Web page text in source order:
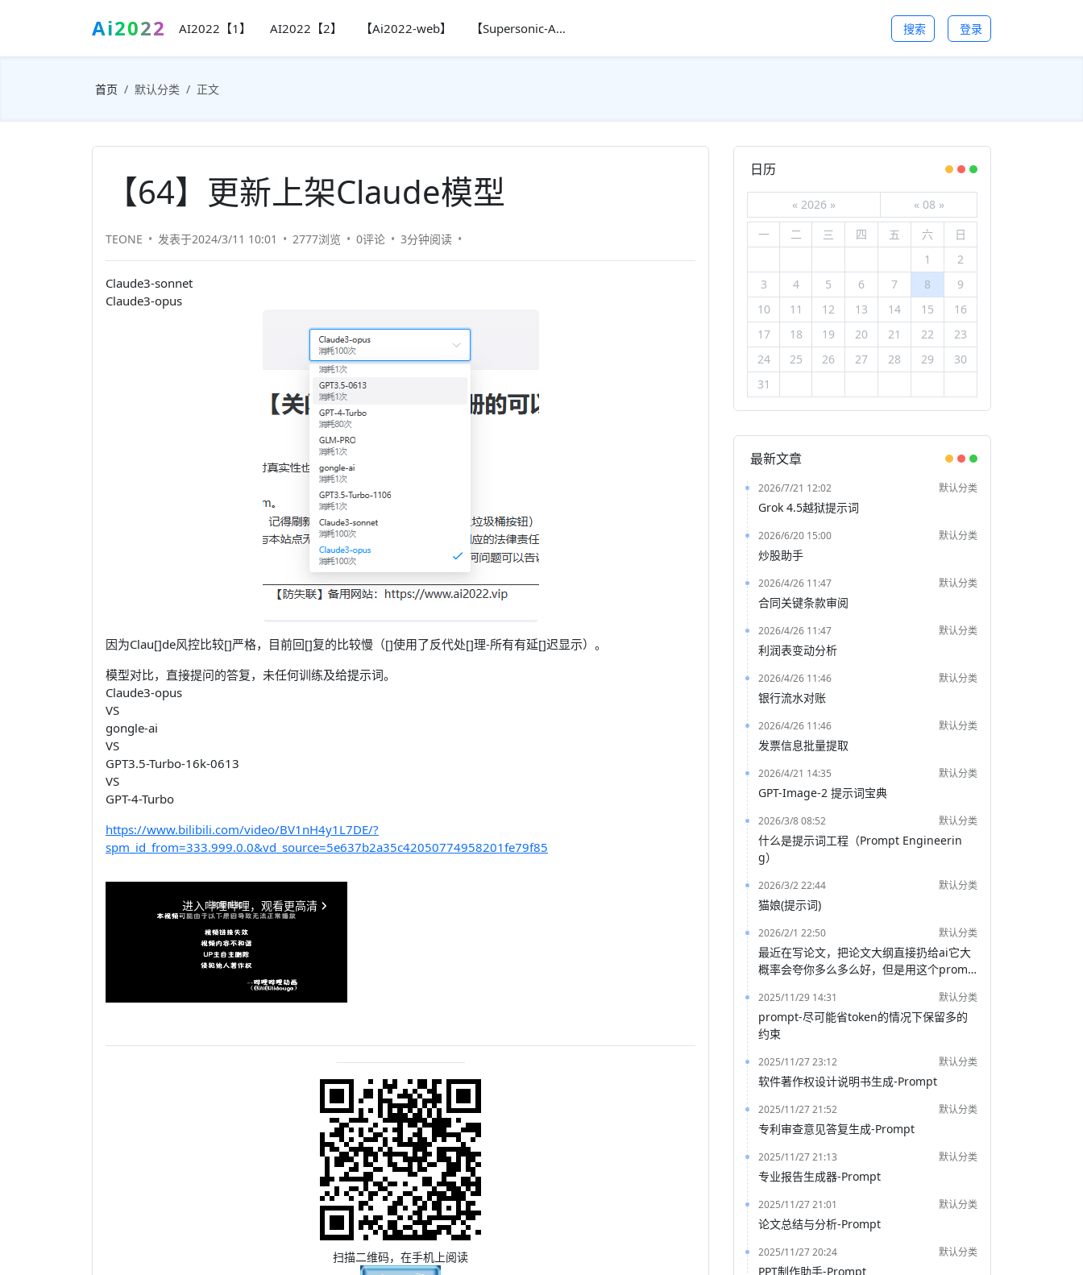
Ai2022 AI2022【1】 AI2022【2】 【Ai2022-web】 【Supersonic-Ai】 搜索 登录
首页 默认分类 正文
【64】更新上架Claude模型
TEONE 发表于2024/3/11 10:01 2777浏览 0评论 3分钟阅读
Claude3-sonnet
Claude3-opus
因为Clau[]de风控比较[]严格，目前回[]复的比较慢（[]使用了反代处[]理-所有有延[]迟显示）。
模型对比，直接提问的答复，未任何训练及给提示词。
Claude3-opus
VS
gongle-ai
VS
GPT3.5-Turbo-16k-0613
VS
GPT-4-Turbo
https://www.bilibili.com/video/BV1nH4y1L7DE/?
spm_id_from=333.999.0.0&vd_source=5e637b2a35c42050774958201fe79f85
扫描二维码，在手机上阅读
日历
« 2026 » « 08 »
一
二 三 四 五 六
日
1
2
3
4 5 6 7 8
9
10
11 12 13 14 15
16
17
18 19 20 21 22
23
24
25 26 27 28 29
30
31
最新文章
2026/7/21 12:02 默认分类
Grok 4.5越狱提示词
2026/6/20 15:00 默认分类
炒股助手
2026/4/26 11:47 默认分类
合同关键条款审阅
2026/4/26 11:47 默认分类
利润表变动分析
2026/4/26 11:46 默认分类
银行流水对账
2026/4/26 11:46 默认分类
发票信息批量提取
2026/4/21 14:35 默认分类
GPT-Image-2 提示词宝典
2026/3/8 08:52 默认分类
什么是提示词工程（Prompt Engineerin
g）
2026/3/2 22:44 默认分类
猫娘(提示词)
2026/2/1 22:50 默认分类
最近在写论文，把论文大纲直接扔给ai它大
概率会夸你多么多么好，但是用这个promp
2025/11/29 14:31 默认分类
prompt-尽可能省token的情况下保留多的
约束
2025/11/27 23:12 默认分类
软件著作权设计说明书生成-Prompt
2025/11/27 21:52 默认分类
专利审查意见答复生成-Prompt
2025/11/27 21:13 默认分类
专业报告生成器-Prompt
2025/11/27 21:01 默认分类
论文总结与分析-Prompt
2025/11/27 20:24 默认分类
PPT制作助手-Prompt